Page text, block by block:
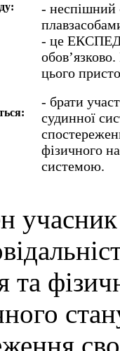
- неспішний
- це
цього
- брати
судинної
фізичного
системою.
та